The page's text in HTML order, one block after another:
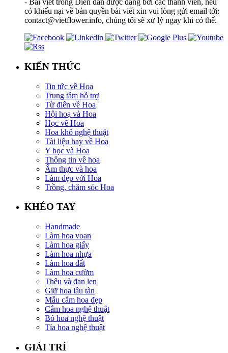
- Bài viết trong Diễn đàn được đăng bởi các thành viên, nếu
có khiếu nại về bản quyền bài viết xin vui lòng gửi email tới:
contact@vietflower.info, chúng tôi sẽ xử lý ngay khi có thể.
KIẾN THỨC
Tin tức về Hoa
Trung tâm hỗ trợ
Từ điển về Hoa
Hội hoạ và Hoa
Học vẽ Hoa
Hoa khô nghệ thuật
Tài liệu hay về Hoa
Y học và Hoa
Thông tin về hoa
Ẩm thực và hoa
Làm đẹp với Hoa
Trồng, chăm sóc Hoa
KHÉO TAY
Handmade
Làm hoa voan
Làm hoa giấy
Làm hoa nhựa
Làm hoa đất
Làm hoa cườm
Thêu và đan len
Giữ hoa lâu tàn
Mẫu cắm hoa đẹp
Cắm hoa nghệ thuật
Bó hoa nghệ thuật
Tỉa hoa nghệ thuật
GIẢI TRÍ